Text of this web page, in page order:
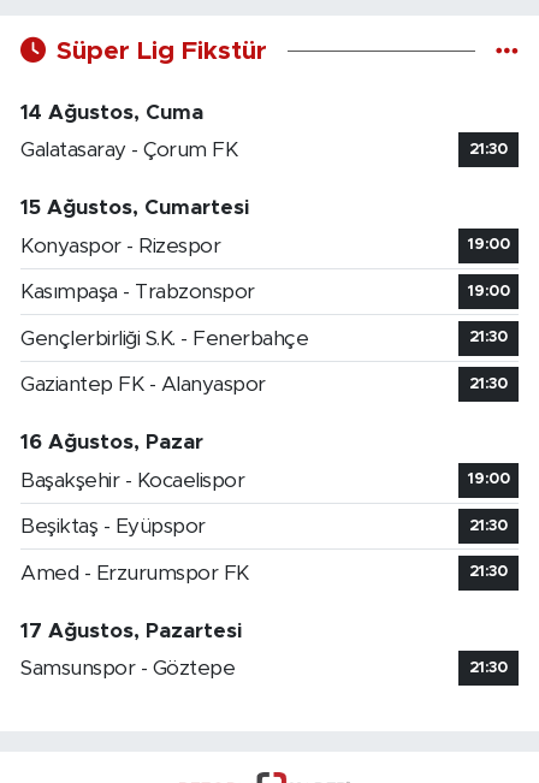
Süper Lig Fikstür
14 Ağustos, Cuma
Galatasaray - Çorum FK
21:30
15 Ağustos, Cumartesi
Konyaspor - Rizespor
19:00
Kasımpaşa - Trabzonspor 19:00
Gençlerbirliği S.K. - Fenerbahçe 21:30
Gaziantep FK - Alanyaspor 21:30
16 Ağustos, Pazar
Başakşehir - Kocaelispor
19:00
Beşiktaş - Eyüpspor 21:30
Amed - Erzurumspor FK 21:30
17 Ağustos, Pazartesi
Samsunspor - Göztepe
21:30